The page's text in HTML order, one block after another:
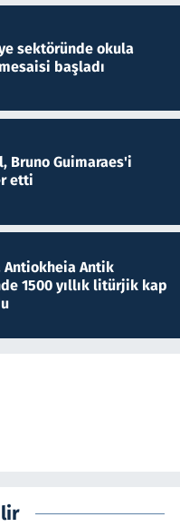
sektöründe okula
başladı
Bruno Guimaraes'i
etti
Antiokheia Antik
1500 yıllık litürjik kap